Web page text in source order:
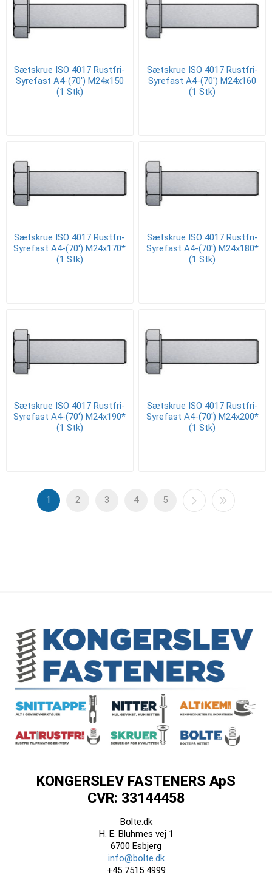
Sætskrue ISO 4017 Rustfri-
Syrefast A4-(70') M24x150
(1 Stk)
Sætskrue ISO 4017 Rustfri-
Syrefast A4-(70') M24x160
(1 Stk)
Sætskrue ISO 4017 Rustfri-
Syrefast A4-(70') M24x170*
(1 Stk)
Sætskrue ISO 4017 Rustfri-
Syrefast A4-(70') M24x180*
(1 Stk)
Sætskrue ISO 4017 Rustfri-
Syrefast A4-(70') M24x190*
(1 Stk)
Sætskrue ISO 4017 Rustfri-
Syrefast A4-(70') M24x200*
(1 Stk)
1 2 3 4 5
KONGERSLEV FASTENERS ApS
CVR: 33144458
Bolte.dk
H. E. Bluhmes vej 1
6700 Esbjerg
info@bolte.dk
+45 7515 4999